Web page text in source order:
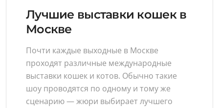
Лучшие выставки кошек в
Москве
Почти каждые выходные в Москве
проходят различные международные
выставки кошек и котов. Обычно такие
шоу проводятся по одному и тому же
сценарию — жюри выбирает лучшего